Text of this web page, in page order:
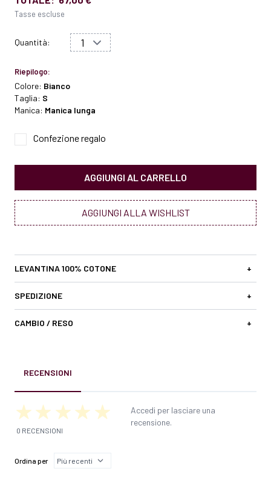
Tasse escluse
Quantità:
Riepilogo:
Colore: Bianco
Taglia: S
Manica: Manica lunga
Confezione regalo
AGGIUNGI AL CARRELLO
AGGIUNGI ALLA WISHLIST
LEVANTINA 100% COTONE +
SPEDIZIONE +
CAMBIO / RESO +
RECENSIONI
0 RECENSIONI
Accedi per lasciare una
recensione.
Ordina per